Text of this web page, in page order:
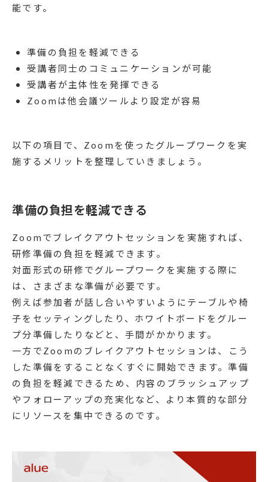
能です。
準備の負担を軽減できる
受講者同士のコミュニケーションが可能
受講者が主体性を発揮できる
Zoomは他会議ツールより設定が容易
以下の項目で、Zoomを使ったグループワークを実
施するメリットを整理していきましょう。
準備の負担を軽減できる
Zoomでブレイクアウトセッションを実施すれば、
研修準備の負担を軽減できます。
対面形式の研修でグループワークを実施する際に
は、さまざまな準備が必要です。
例えば参加者が話し合いやすいようにテーブルや椅
子をセッティングしたり、ホワイトボードをグルー
プ分準備したりなどと、手間がかかります。
一方でZoomのブレイクアウトセッションは、こう
した準備をすることなくすぐに開始できます。準備
の負担を軽減できるため、内容のブラッシュアップ
やフォローアップの充実化など、より本質的な部分
にリソースを集中できるのです。